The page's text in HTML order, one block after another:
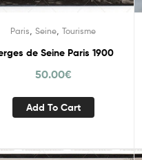
Paris Seine Tourisme
de Seine Paris 1900
50.00€
Add To Cart